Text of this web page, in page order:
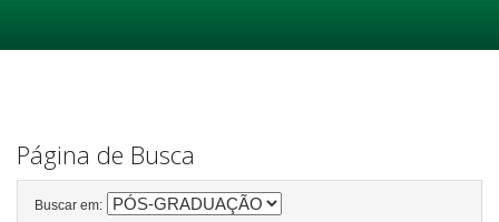
Página de Busca
Buscar em: